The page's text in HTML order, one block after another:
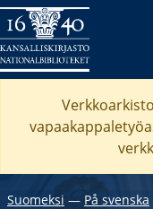
Suomeksi ― På svenska